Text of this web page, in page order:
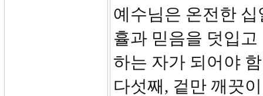
예수님은 온전한
휼과 믿음을 덧입
하는 자가 되어야
다섯째, 겉만 깨끗